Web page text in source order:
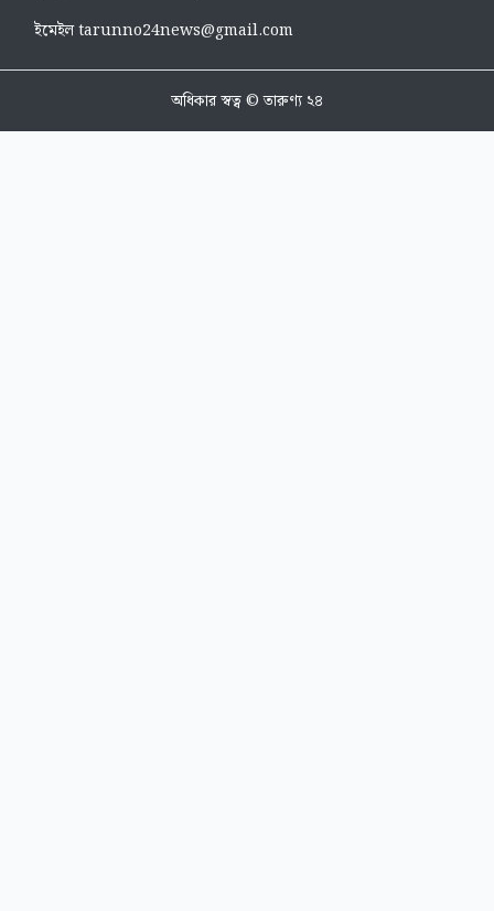
ইমেইল tarunno24news@gmail.com
অধিকার স্বত্ব © তারুণ্য ২৪